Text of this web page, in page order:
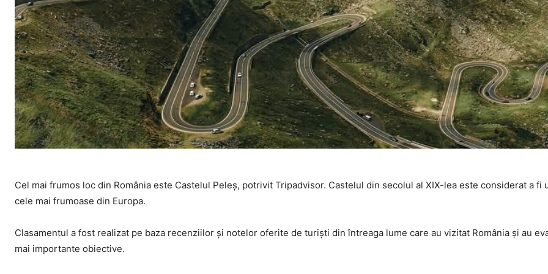
Cel mai frumos loc din România este Castelul Peleș, potrivit Tripadvisor. Castelul din secolul al XIX-lea este considerat a fi
cele mai frumoase din Europa.
Clasamentul a fost realizat pe baza recenziilor și notelor oferite de turiști din întreaga lume care au vizitat România și au
mai importante obiective.